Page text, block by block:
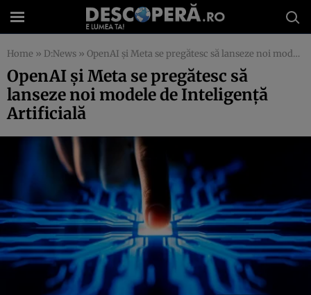
Home » D:News » OpenAI şi Meta se pregătesc să lanseze noi modele de Inteligenţă Artificială
OpenAI şi Meta se pregătesc să
lanseze noi modele de Inteligenţă
Artificială